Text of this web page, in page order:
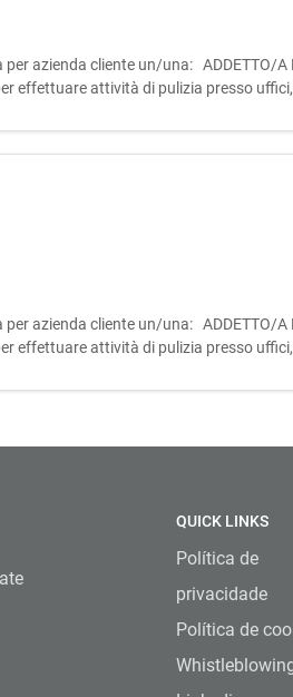
azienda cliente un/una: ADDETTO/A
effettuare attività di pulizia presso
azienda cliente un/una: ADDETTO/A
effettuare attività di pulizia presso
QUICK LINKS
Política de
privacidade
Política de